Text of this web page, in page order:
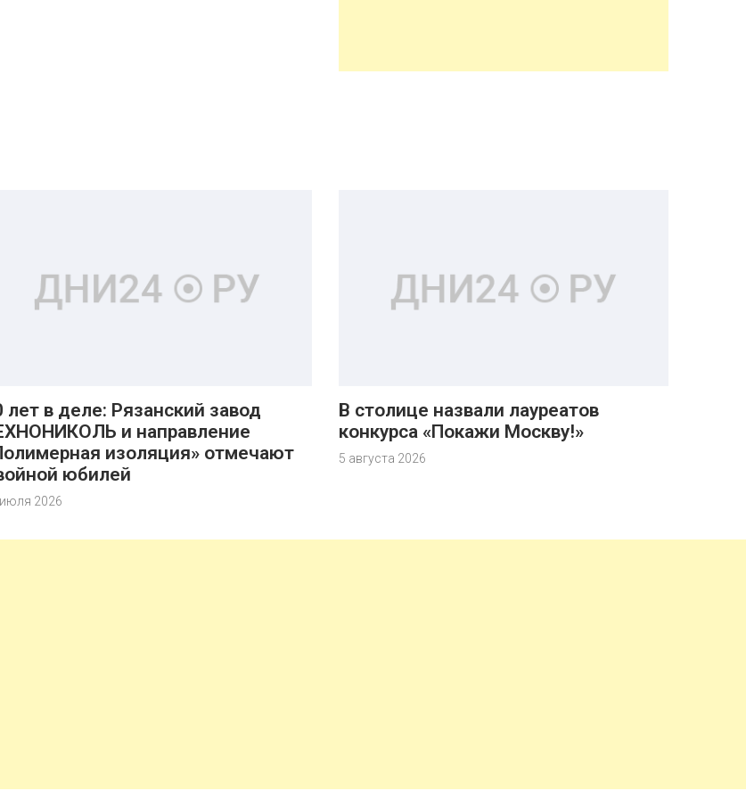
лет в деле: Рязанский завод
и направление
изоляция» отмечают
юбилей
2026
В столице назвали лауреатов
конкурса «Покажи Москву!»
5 августа 2026